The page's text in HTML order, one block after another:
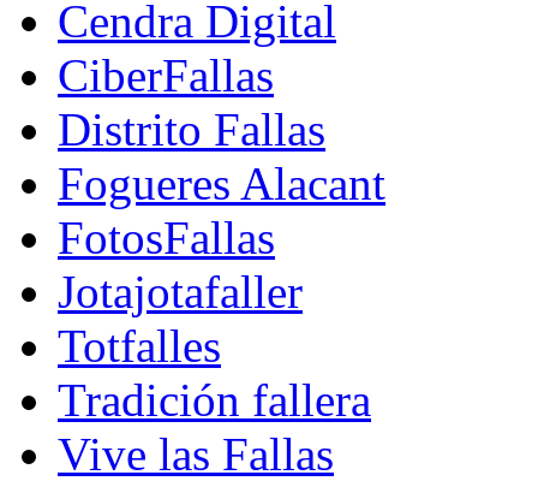
Cendra Digital
CiberFallas
Distrito Fallas
Fogueres Alacant
FotosFallas
Jotajotafaller
Totfalles
Tradición fallera
Vive las Fallas